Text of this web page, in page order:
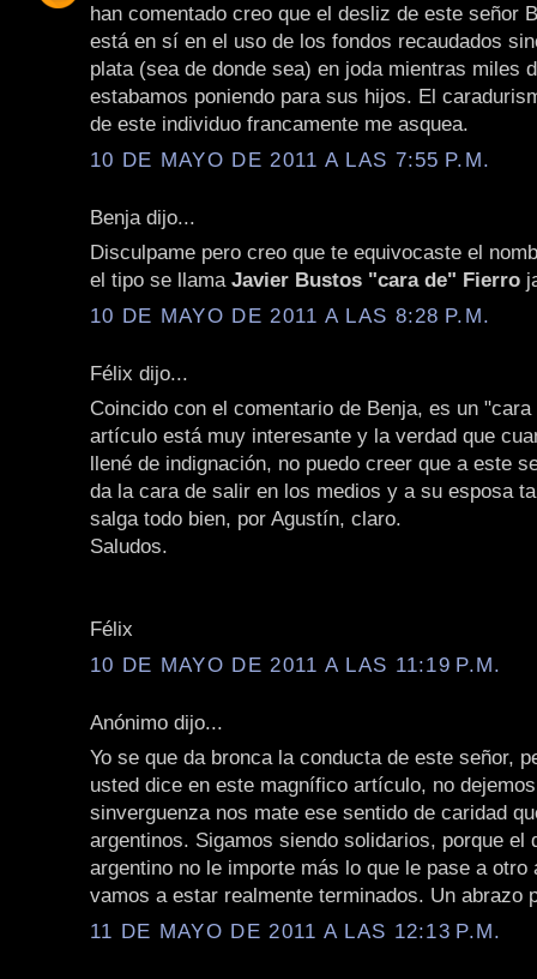
han comentado creo que el desliz de este señor
está en sí en el uso de los fondos recaudados
plata (sea de donde sea) en joda mientras miles
estabamos poniendo para sus hijos. El
de este individuo francamente me asquea.
10 DE MAYO DE 2011 A LAS 7:55 P.M.
Benja dijo...
Disculpame pero creo que te equivocaste el
el tipo se llama Javier Bustos "cara de" Fierro
10 DE MAYO DE 2011 A LAS 8:28 P.M.
Félix dijo...
Coincido con el comentario de Benja, es un
artículo está muy interesante y la verdad que
llené de indignación, no puedo creer que a este
da la cara de salir en los medios y a su esposa
salga todo bien, por Agustín, claro.
Saludos.
Félix
10 DE MAYO DE 2011 A LAS 11:19 P.M.
Anónimo dijo...
Yo se que da bronca la conducta de este señor,
usted dice en este magnífico artículo, no
sinverguenza nos mate ese sentido de caridad
argentinos. Sigamos siendo solidarios, porque el
argentino no le importe más lo que le pase a otro
vamos a estar realmente terminados. Un abrazo
11 DE MAYO DE 2011 A LAS 12:13 P.M.